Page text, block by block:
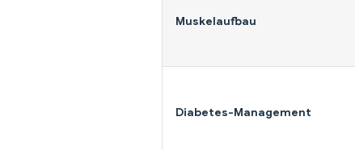
Muskelaufbau
Diabetes-Management